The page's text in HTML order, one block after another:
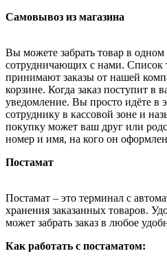
Самовывоз из магазина
Вы можете забрать товар в одном
сотрудничающих с нами. Список
принимают заказы от нашей
корзине. Когда заказ поступит в
уведомление. Вы просто идёте в
сотруднику в кассовой зоне и
покупку может ваш друг или
номер и имя, на кого он
Постамат
Постамат – это терминал с
хранения заказанных товаров.
может забрать заказ в любое
Как работать с постаматом: